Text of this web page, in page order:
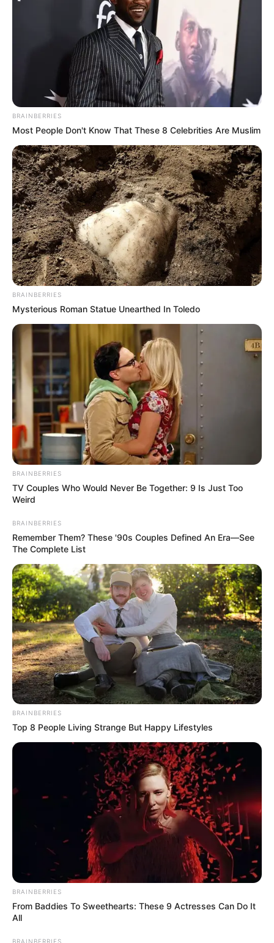
BRAINBERRIES
Most People Don't Know That These 8 Celebrities Are Muslim
BRAINBERRIES
Mysterious Roman Statue Unearthed In Toledo
BRAINBERRIES
TV Couples Who Would Never Be Together: 9 Is Just Too
Weird
BRAINBERRIES
Remember Them? These '90s Couples Defined An Era—See
The Complete List
BRAINBERRIES
Top 8 People Living Strange But Happy Lifestyles
BRAINBERRIES
From Baddies To Sweethearts: These 9 Actresses Can Do It
All
BRAINBERRIES